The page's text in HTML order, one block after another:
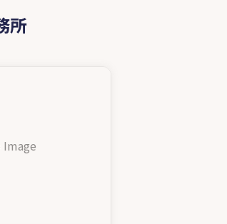
所
Image